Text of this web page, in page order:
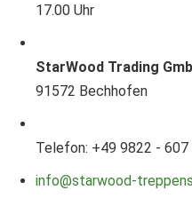
17.00 Uhr
StarWood Trading
91572 Bechhofen
Telefon: +49 9822 - 607
info@starwood-